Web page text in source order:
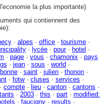
la plus importante)
qui contiennent des
· alpes · office · tourisme ·
· lycée · pour· hotel ·
· page · vous · chamonix · pays
· jean · sous · world ·
bonne · saint · julien · thonon ·
· fotw· cluses · services ·
· compte · lieu · canton · cantons ·
· 2003 · this · part · modified:
· faucigny · results ·